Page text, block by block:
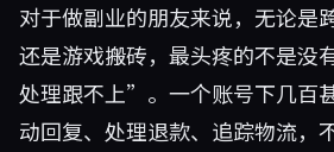
对于做副业的朋友来说，无论是
还是游戏搬砖，最头疼的不是
处理跟不上”。一个账号下几百
动回复、处理退款、追踪物流，